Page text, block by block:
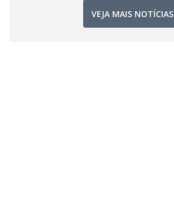
VEJA MAIS NOTÍCIAS